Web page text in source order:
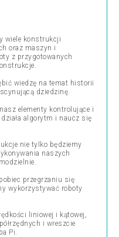
wiele konstrukcji
oraz maszyn i
z przygotowanych
wiedzę na temat historii
dziedzinę.
elementy kontrolujące i
algorytm i naucz się
nie tylko będziemy
naszych
przegrzaniu się
wykorzystywać roboty
liniowej i kątowej,
i wreszcie
Pi.